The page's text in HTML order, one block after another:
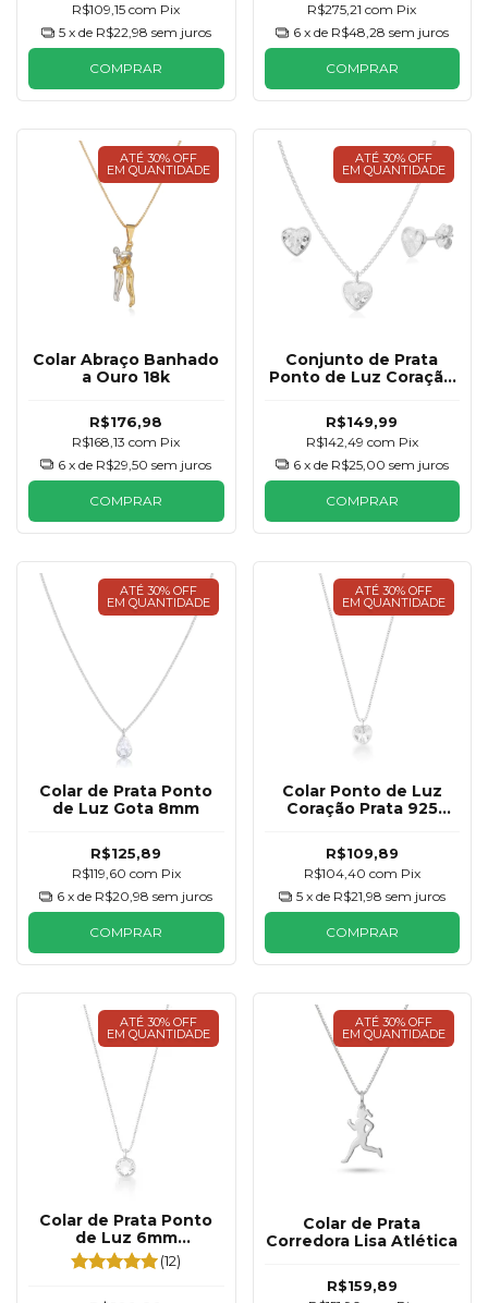
R$109,15com Pix
5 x de R$22,98 sem juros
COMPRAR
R$275,21com Pix
6 x de R$48,28 sem juros
COMPRAR
ATÉ 30% OFF
EM QUANTIDADE
Colar Abraço Banhado
a Ouro 18k
R$176,98
R$168,13com Pix
6 x de R$29,50 sem juros
COMPRAR
ATÉ 30% OFF
EM QUANTIDADE
Conjunto de Prata
Ponto de Luz Coração
R$149,99
R$142,49 com Pix
6 x de R$25,00 sem juros
COMPRAR
ATÉ 30% OFF
EM QUANTIDADE
Colar de Prata Ponto
de Luz Gota 8mm
R$125,89
R$119,60 com Pix
6 x de R$20,98 sem juros
COMPRAR
ATÉ 30% OFF
EM QUANTIDADE
Colar Ponto de Luz
Coração Prata 925
R$109,89
R$104,40 com Pix
5 x de R$21,98 sem juros
COMPRAR
ATÉ 30% OFF
EM QUANTIDADE
Colar de Prata Ponto
de Luz 6mm
Tradicional(12)
ATÉ 30% OFF
EM QUANTIDADE
Colar de Prata
Corredora Lisa Atlética
R$159,89